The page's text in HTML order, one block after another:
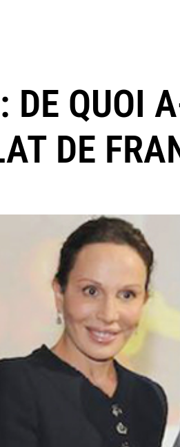
DE QUOI
DE